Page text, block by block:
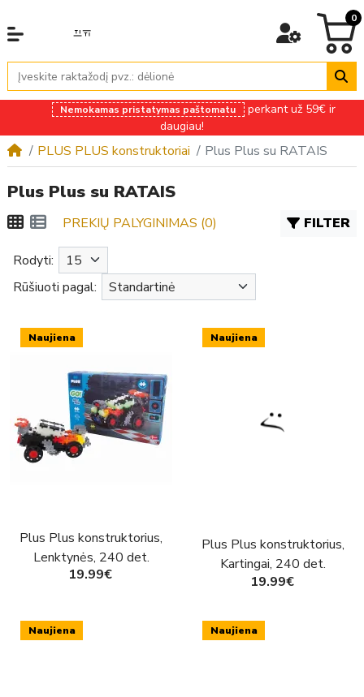
0
Nemokamas pristatymas paštomatu
perkant už 59€ ir
daugiau!
PLUS PLUS konstruktoriai Plus Plus su RATAIS
Plus Plus su RATAIS
FILTER
PREKIŲ PALYGINIMAS (0)
Rodyti:
Rūšiuoti pagal:
Naujiena
Plus Plus konstruktorius,
Lenktynės, 240 det.
19.99€
Naujiena
Plus Plus konstruktorius,
Kartingai, 240 det.
19.99€
Naujiena Naujiena